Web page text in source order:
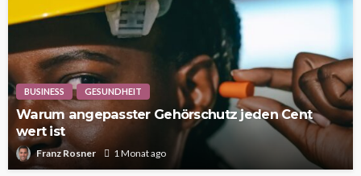
BUSINESS GESUNDHEIT
Warum angepasster Gehörschutz jeden Cent
wert ist
Franz Rosner 1 Monat ago